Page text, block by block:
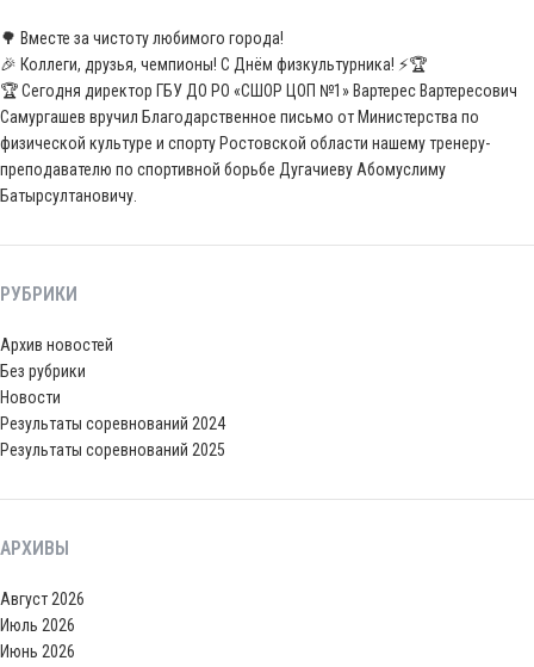
🌳 Вместе за чистоту любимого города!
🎉 Коллеги, друзья, чемпионы! С Днём физкультурника! ⚡️🏆
🏆 Сегодня директор ГБУ ДО РО «СШОР ЦОП №1» Вартерес Вартересович
Самургашев вручил Благодарственное письмо от Министерства по
физической культуре и спорту Ростовской области нашему тренеру-
преподавателю по спортивной борьбе Дугачиеву Абомуслиму
Батырсултановичу.
РУБРИКИ
Архив новостей
Без рубрики
Новости
Результаты соревнований 2024
Результаты соревнований 2025
АРХИВЫ
Август 2026
Июль 2026
Июнь 2026